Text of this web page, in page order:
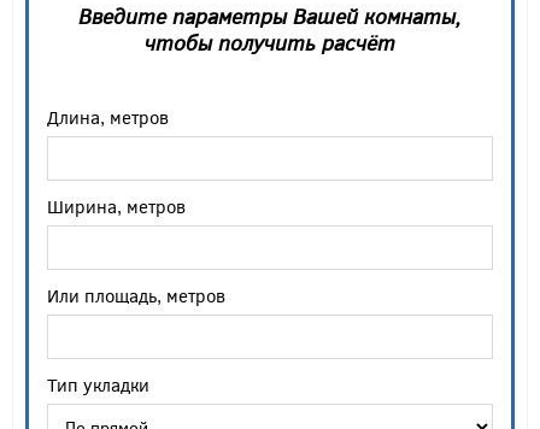
Введите параметры Вашей комнаты,
чтобы получить расчёт
Длина, метров
Ширина, метров
Или площадь, метров
Тип укладки